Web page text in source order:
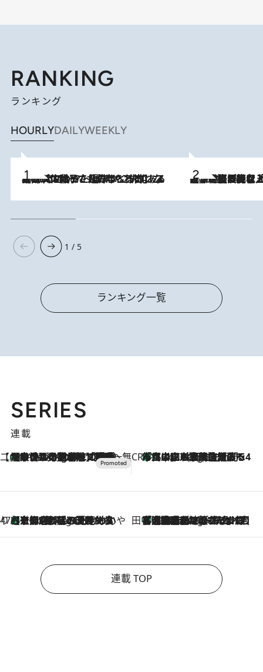
RANKING
ランキング
HOURLYDAILYWEEKLY
2026.8.5
【阿川佐和子さんの年とる力】なぜ70代で始めた趣味は“こんなに楽しい”のか？ ピアノ、俳句…スランプに陥っても続けられる“ある秘訣”とは 2026.8.5
【なぜ吉沢亮は「気配を消せる」のか？】興行収入208億の『国宝』を経て挑むミュージカル『ディア・エヴァン・ハンセン』。トップ俳優が舞台上でさらけ出した“孤独”とは
1 / 5
ランキング一覧
SERIES
連載
【CREA×星野リゾート】唯一無二。癒しと発見が待つ場所へ
1 Hour Ago
【トンボの足水浴】ヒノキの香りに包まれて涼感マックス！約13℃の湧水かけ流しを避暑地「星野温泉 トンボの湯」で体験 CREA'S CHOICE
3 Hours Ago
「立川にも歌舞伎があるんだよ」 片岡仁左衛門・市川中車ら豪華座組みで4年目の立川立飛歌舞伎へ
47都道府県の手みやげ ひんやりスイーツで夏を満喫
3 Hours Ago
【京都府】この夏絶対食べたい 冷やしておいしいおやつ3選 ひと口目から心を掴む新緑のテリーヌ 田中稲の勝手に再ブーム
8 Hours Ago
「湘南乃風に憧れて」観客大盛上がりの“タオル回し”に、ラッパー顔負けの高速歌唱まで…さだまさし（74）のアグレッシブすぎる現在地
連載 TOP